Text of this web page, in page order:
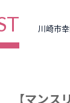
川崎市
【マン